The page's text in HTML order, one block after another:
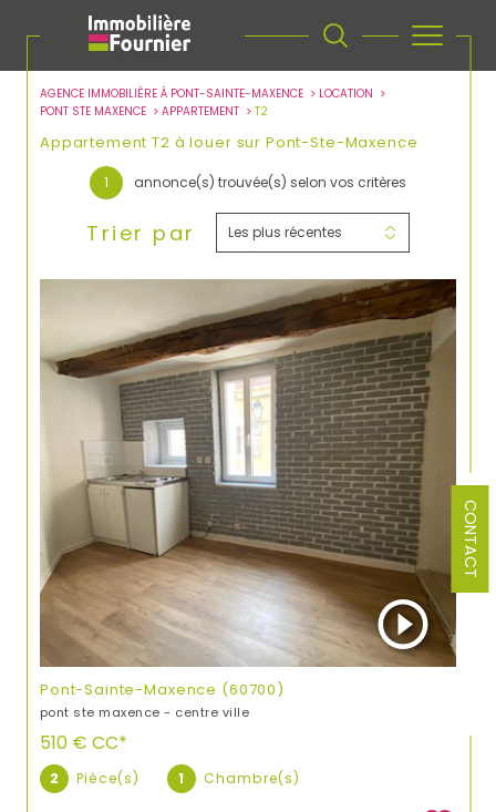
CONTACT
AGENCE IMMOBILIÈRE À PONT-SAINTE-MAXENCE
LOCATION
PONT STE MAXENCE
APPARTEMENT T2
Appartement T2 à louer sur Pont-Ste-Maxence
1 annonce(s) trouvée(s) selon vos critères
Trier par Les plus récentes
Pont-Sainte-Maxence (60700)
pont ste maxence - centre ville
510 € CC*
2 Pièce(s) 1 Chambre(s)